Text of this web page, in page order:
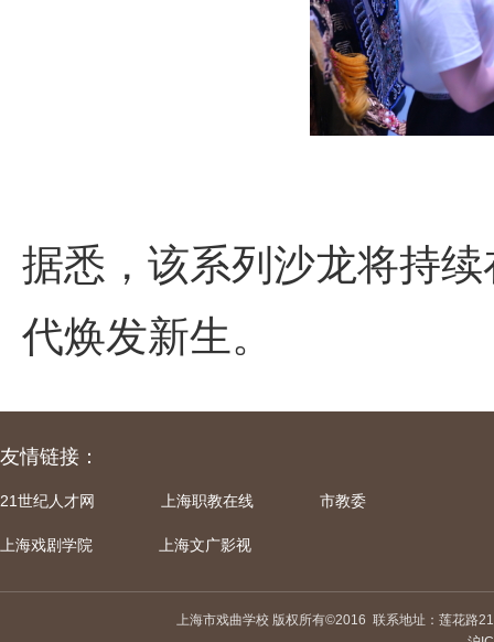
据悉，该系列沙龙将持
代焕发新生。
友情链接：
21世纪人才网 上海职教在线 市教委
上海戏剧学院 上海文广影视
上海市戏曲学校 版权所有©2016 联系地址：莲花路